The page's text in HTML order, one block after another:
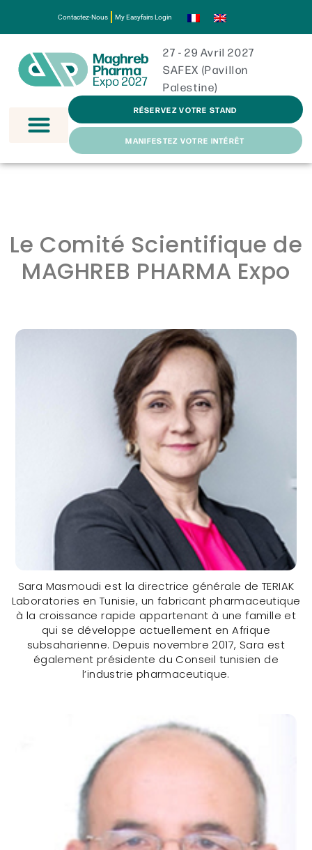
Contactez-Nous My Easyfairs Login
27 - 29 Avril 2027
SAFEX (Pavillon
Palestine)
RÉSERVEZ VOTRE STAND
MANIFESTEZ VOTRE INTÉRÊT
Le Comité Scientifique de
MAGHREB PHARMA Expo
Ing. Sara Masmoudi (TUNISIA)
Sara Masmoudi est la directrice générale de TERIAK
Laboratories en Tunisie, un fabricant pharmaceutique
à la croissance rapide appartenant à une famille et
qui se développe actuellement en Afrique
subsaharienne. Depuis novembre 2017, Sara est
également présidente du Conseil tunisien de
l’industrie pharmaceutique.